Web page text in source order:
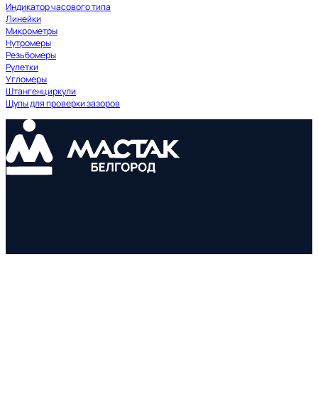
Индикатор часового типа
Линейки
Микрометры
Нутромеры
Резьбомеры
Рулетки
Угломеры
Штангенциркули
Щупы для проверки зазоров